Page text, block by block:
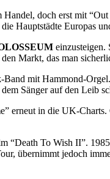
doch erst mit
Hauptstädte Europas
einzusteigen.
Markt, das man
Band mit Hammond-
Sänger auf den Leib
erneut in die UK-
“Death To Wish II”.
übernimmt jedoch